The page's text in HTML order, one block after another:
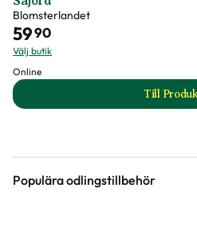
Blomsterlandet
5990
Välj butik
Online
Till
till
Populära odlingstillbehör